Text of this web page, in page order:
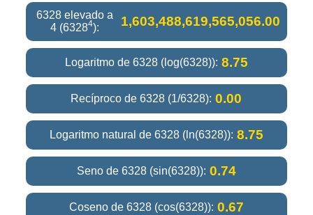
6328 elevado a
4 (63284): 1,603,488,619,565,056.00
Logaritmo de 6328 (log(6328)): 8.75
Recíproco de 6328 (1/6328): 0.00
Logaritmo natural de 6328 (ln(6328)): 8.75
Seno de 6328 (sin(6328)): 0.74
Coseno de 6328 (cos(6328)): 0.67